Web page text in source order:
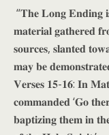
“𝐓𝐡𝐞 𝐋𝐨𝐧𝐠 𝐄𝐧𝐝𝐢𝐧𝐠
𝐦𝐚𝐭𝐞𝐫𝐢𝐚𝐥 𝐠𝐚𝐭𝐡𝐞𝐫𝐞𝐝
𝐬𝐨𝐮𝐫𝐜𝐞𝐬, 𝐬𝐥𝐚𝐧𝐭𝐞𝐝
𝐦𝐚𝐲 𝐛𝐞
𝐕𝐞𝐫𝐬𝐞𝐬 𝟏𝟓-𝟏𝟔: 𝐈𝐧
𝐜𝐨𝐦𝐦𝐚𝐧𝐝𝐞𝐝 ‘𝐆𝐨
𝐛𝐚𝐩𝐭𝐢𝐳𝐢𝐧𝐠 𝐭𝐡𝐞𝐦 𝐢𝐧